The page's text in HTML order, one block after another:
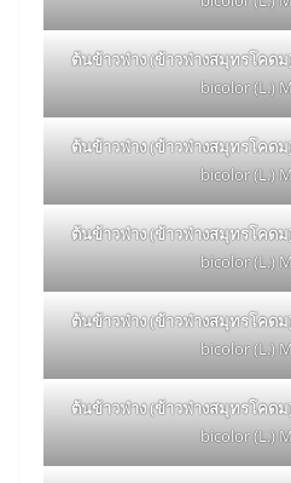
ต้นข้าวฟ่าง (ข้าวฟ่างสมุทรโคดม
bicolor (L.)
ต้นข้าวฟ่าง (ข้าวฟ่างสมุทรโคดม
bicolor (L.)
ต้นข้าวฟ่าง (ข้าวฟ่างสมุทรโคดม
bicolor (L.)
ต้นข้าวฟ่าง (ข้าวฟ่างสมุทรโคดม
bicolor (L.)
ต้นข้าวฟ่าง (ข้าวฟ่างสมุทรโคดม
bicolor (L.)